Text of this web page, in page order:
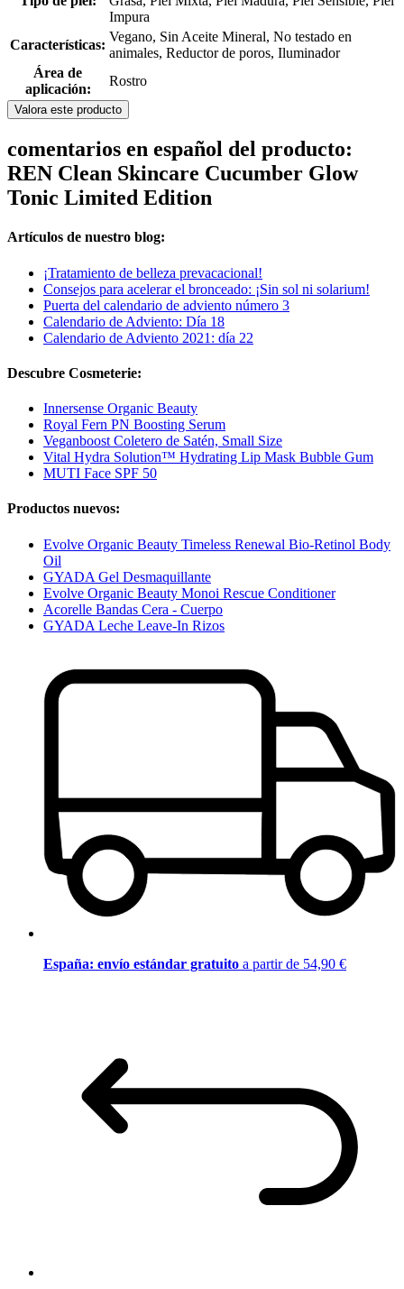
Impura
Características:
Vegano, Sin Aceite Mineral, No testado en
animales, Reductor de poros, Iluminador
Área de
aplicación:
Rostro
Valora este producto
comentarios en español del producto:
REN Clean Skincare Cucumber Glow
Tonic Limited Edition
Artículos de nuestro blog:
¡Tratamiento de belleza prevacacional!
Consejos para acelerar el bronceado: ¡Sin sol ni solarium!
Puerta del calendario de adviento número 3
Calendario de Adviento: Día 18
Calendario de Adviento 2021: día 22
Descubre Cosmeterie:
Innersense Organic Beauty
Royal Fern PN Boosting Serum
Veganboost Coletero de Satén, Small Size
Vital Hydra Solution™ Hydrating Lip Mask Bubble Gum
MUTI Face SPF 50
Productos nuevos:
Evolve Organic Beauty Timeless Renewal Bio-Retinol Body
Oil
GYADA Gel Desmaquillante
Evolve Organic Beauty Monoi Rescue Conditioner
Acorelle Bandas Cera - Cuerpo
GYADA Leche Leave-In Rizos
España: envío estándar gratuito a partir de 54,90 €